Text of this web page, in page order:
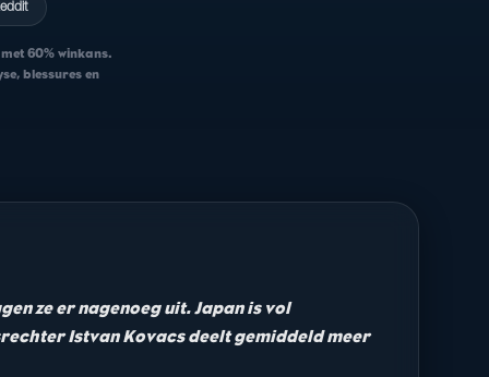
60% winkans.
blessures en
ze er nagenoeg uit. Japan is vol
Istvan Kovacs deelt gemiddeld meer